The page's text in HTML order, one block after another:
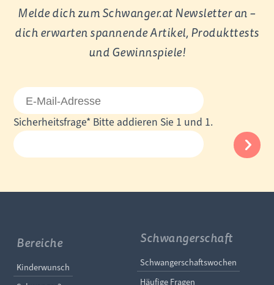
Melde dich zum Schwanger.at Newsletter an –
dich erwarten spannende Artikel, Produkttests
und Gewinnspiele!
E-
Mail-
Adresse
Pflichtfeld
Sicherheitsfrage* Bitte addieren Sie 1 und 1.
Bereiche
Navigation überspringen
Kinderwunsch
Schwangerschaft
Navigation
Schwangerschaftswochen
Häufige Fragen